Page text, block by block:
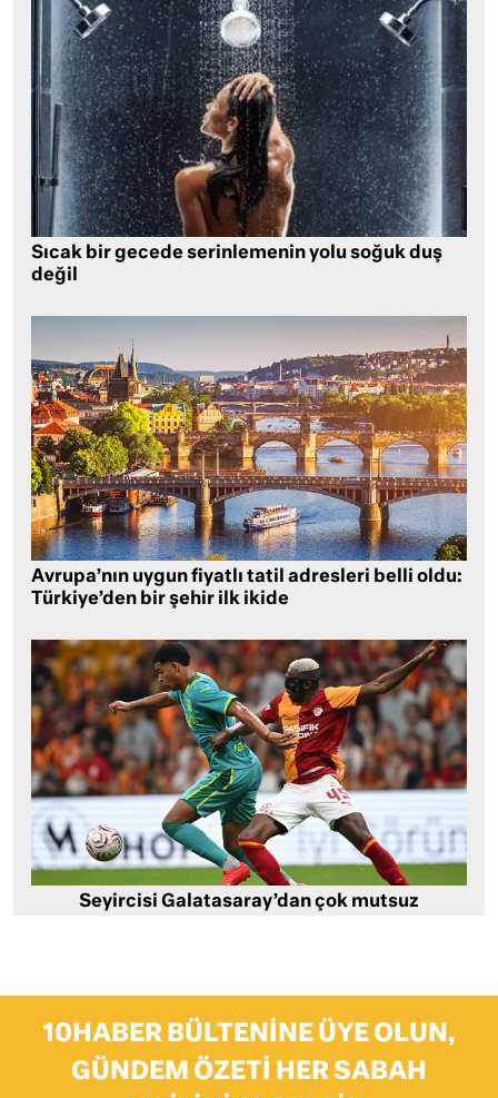
Sıcak bir gecede serinlemenin yolu soğuk duş
değil
Avrupa’nın uygun fiyatlı tatil adresleri belli oldu:
Türkiye’den bir şehir ilk ikide
Seyircisi Galatasaray’dan çok mutsuz
10HABER BÜLTENINE ÜYE OLUN,
GÜNDEM ÖZETI HER SABAH